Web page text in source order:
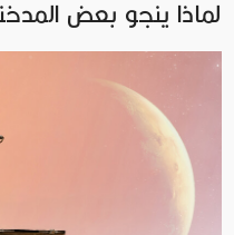
لماذا ينجو بعض